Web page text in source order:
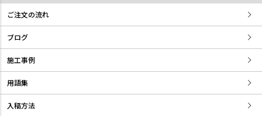
ご注文の流れ
ブログ
施工事例
用語集
入稿方法